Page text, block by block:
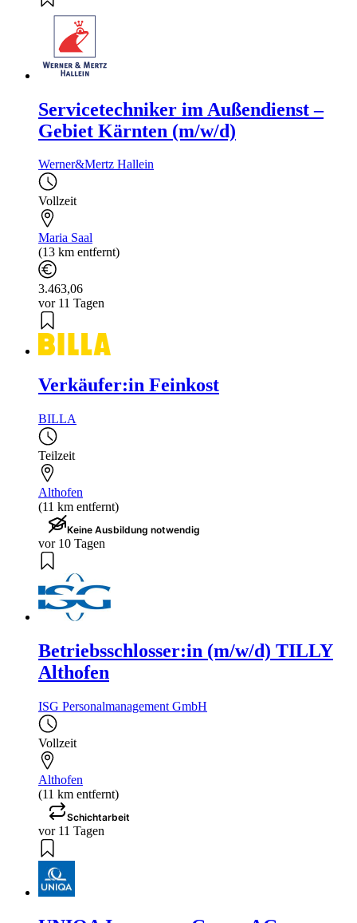
Servicetechniker im Außendienst –
Gebiet Kärnten (m/w/d)
Werner&Mertz Hallein
Vollzeit
Maria Saal
(13 km entfernt)
3.463,06
vor 11 Tagen
Verkäufer:in Feinkost
BILLA
Teilzeit
Althofen
(11 km entfernt)
Keine Ausbildung notwendig
vor 10 Tagen
Betriebsschlosser:in (m/w/d) TILLY
Althofen
ISG Personalmanagement GmbH
Vollzeit
Althofen
(11 km entfernt)
Schichtarbeit
vor 11 Tagen